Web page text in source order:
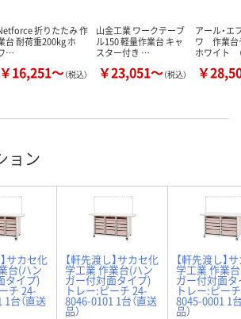
折りたたみ 作
台 耐荷重200kg ホ
…
￥16,251～（税込）
山金工業 ワークテーブ
ル150 軽量作業台 キャ
スター付き …
￥23,051～（税込）
アール・エ
ワ 作業
ホワイト
￥
ョン
サカセ化
台(ハン
タイプ)
チ 24-
台（直送
【軒先渡し】サカセ化
学工業 作業台(ハン
ガー付対面タイプ)
トレー:ピーチ 24-
8046-0101 1台（直送
品）
【軒先渡し】
学工業 作業
ガー付対面タ
トレー:ピー
8045-0001 1
品）